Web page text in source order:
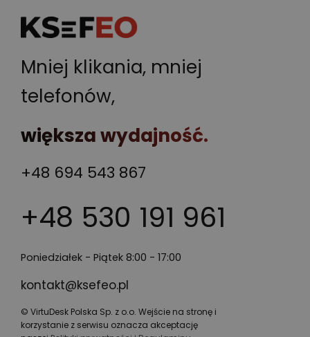
Mniej klikania, mniej
telefonów,
większa wydajność.
+48 694 543 867
+48 530 191 961
Poniedziałek - Piątek 8:00 - 17:00
kontakt@ksefeo.pl
© VirtuDesk Polska Sp. z o.o. Wejście na stronę i
korzystanie z serwisu oznacza akceptację